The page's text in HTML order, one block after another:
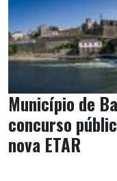
Município de
concurso
nova ETAR